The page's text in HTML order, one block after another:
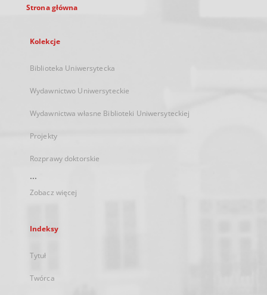
Strona główna
Kolekcje
Biblioteka Uniwersytecka
Wydawnictwo Uniwersyteckie
Wydawnictwa własne Biblioteki Uniwersyteckiej
Projekty
Rozprawy doktorskie
...
Zobacz więcej
Indeksy
Tytuł
Twórca